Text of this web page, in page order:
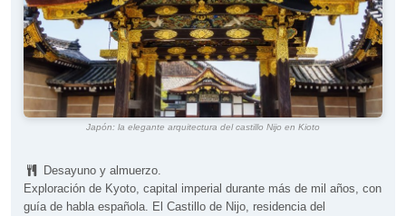
Japón: la elegante arquitectura del castillo Nijo en Kioto
Desayuno y almuerzo.
Exploración de Kyoto, capital imperial durante más de mil años, con
guía de habla española. El Castillo de Nijo, residencia del